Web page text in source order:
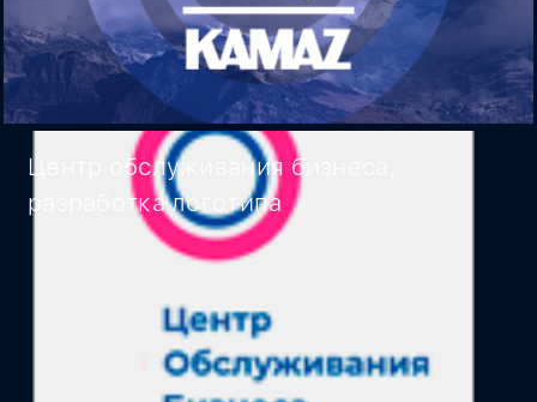
Центр обслуживания бизнеса,
разработка логотипа